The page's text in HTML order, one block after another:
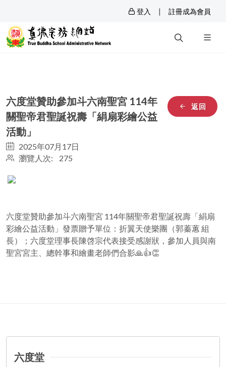
登入 | 註冊成為會員
返回
六度堂贊助參加斗六南聖宮 114年
關聖帝君聖誕祝壽「絹扇彩繪公益
活動」
2025年07月17日
瀏覽人次: 275
六度堂贊助參加斗六南聖宮 114年關聖帝君聖誕祝壽「絹扇
彩繪公益活動」發票贈予單位：折翼天使樂團（郭蓁蕙 組
長）；六度堂理事長陳啓宗代表接受感謝狀，參加人員與南
聖宮宮主、總幹事和繪畫老師們合影🙏👍👏
六度堂